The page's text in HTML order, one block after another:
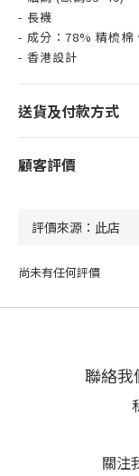
- 長襪
- 成分：78% 精梳
- 香港設計
送貨及付款方式
顧客評價
尚未有任何評價
聯絡我
關注